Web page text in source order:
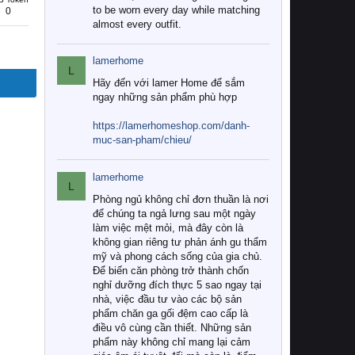
0
to be worn every day while matching
almost every outfit.
L
lamerhome
Hãy đến với lamer Home để sắm
ngay những sản phẩm phù hợp
https://lamerhomeshop.com/danh-
muc-san-pham/chieu/
L
lamerhome
Phòng ngủ không chỉ đơn thuần là nơi
để chúng ta ngả lưng sau một ngày
làm việc mệt mỏi, mà đây còn là
không gian riêng tư phản ánh gu thẩm
mỹ và phong cách sống của gia chủ.
Để biến căn phòng trở thành chốn
nghỉ dưỡng đích thực 5 sao ngay tại
nhà, việc đầu tư vào các bộ sản
phẩm chăn ga gối đệm cao cấp là
điều vô cùng cần thiết. Những sản
phẩm này không chỉ mang lại cảm